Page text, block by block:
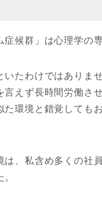
症候群」は心理学の
いたわけではありま
言えず長時間労働さ
た環境と錯覚しても
は、私含め多くの社